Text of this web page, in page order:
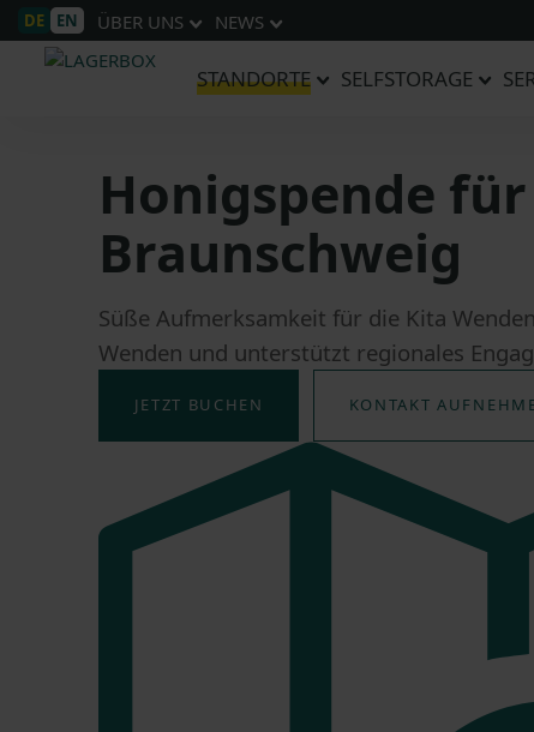
DE EN ÜBER UNS NEWS
STANDORTE SELFSTORAGE
Honigspende
Braunschweig
Süße Aufmerksamkeit für die Kita
Wenden und unterstützt regionales
JETZT BUCHEN KONTAKT